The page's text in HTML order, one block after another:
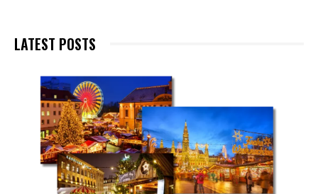
LATEST POSTS